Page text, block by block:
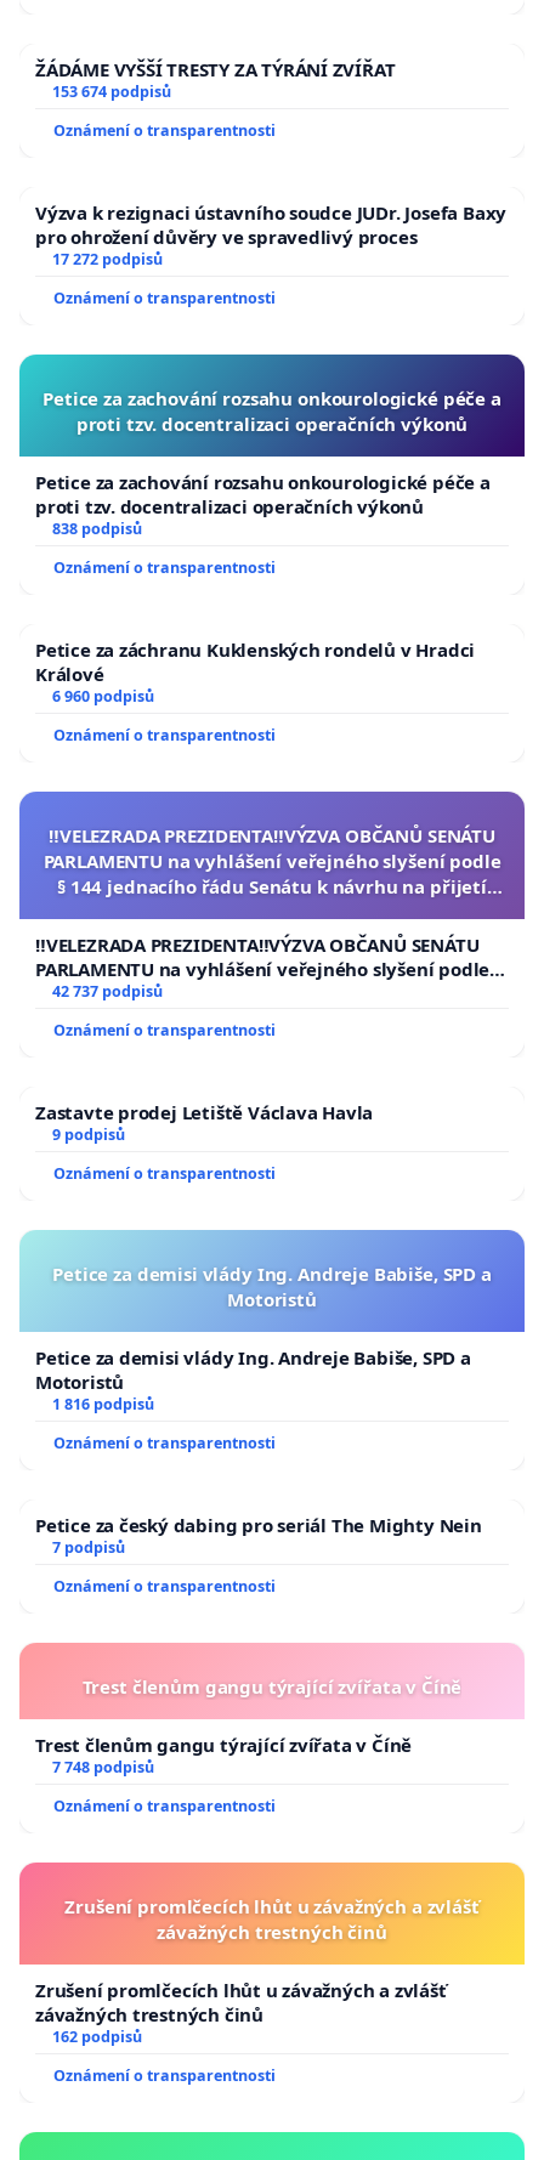
ŽÁDÁME VYŠŠÍ TRESTY ZA TÝRÁNÍ ZVÍŘAT
153 674 podpisů
Oznámení o transparentnosti
Výzva k rezignaci ústavního soudce JUDr. Josefa Baxy
pro ohrožení důvěry ve spravedlivý proces
17 272 podpisů
Oznámení o transparentnosti
Petice za zachování rozsahu onkourologické péče a
proti tzv. docentralizaci operačních výkonů
Petice za zachování rozsahu onkourologické péče a
proti tzv. docentralizaci operačních výkonů
838 podpisů
Oznámení o transparentnosti
Petice za záchranu Kuklenských rondelů v Hradci
Králové
6 960 podpisů
Oznámení o transparentnosti
‼️VELEZRADA PREZIDENTA‼️VÝZVA OBČANŮ SENÁTU
PARLAMENTU na vyhlášení veřejného slyšení podle
§ 144 jednacího řádu Senátu k návrhu na přijetí
republiky
‼️VELEZRADA PREZIDENTA‼️VÝZVA OBČANŮ SENÁTU
PARLAMENTU na vyhlášení veřejného slyšení podle §
144 jednacího řádu Senátu k návrhu na přijetí
usnesení k podání ústavní žaloby na prezidenta
republiky
42 737 podpisů
Oznámení o transparentnosti
Zastavte prodej Letiště Václava Havla
9 podpisů
Oznámení o transparentnosti
Petice za demisi vlády Ing. Andreje Babiše, SPD a
Motoristů
Petice za demisi vlády Ing. Andreje Babiše, SPD a
Motoristů
1 816 podpisů
Oznámení o transparentnosti
Petice za český dabing pro seriál The Mighty Nein
7 podpisů
Oznámení o transparentnosti
Trest členům gangu týrající zvířata v Číně
Trest členům gangu týrající zvířata v Číně
7 748 podpisů
Oznámení o transparentnosti
Zrušení promlčecích lhůt u závažných a zvlášť
závažných trestných činů
Zrušení promlčecích lhůt u závažných a zvlášť
závažných trestných činů
162 podpisů
Oznámení o transparentnosti